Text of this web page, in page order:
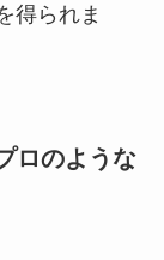
得られま
ロのような